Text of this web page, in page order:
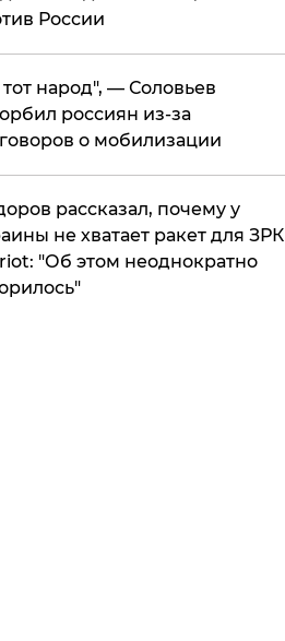
России
народ", — Соловьев
россиян из-за
о мобилизации
рассказал, почему у
не хватает ракет для ЗРК
"Об этом неоднократно